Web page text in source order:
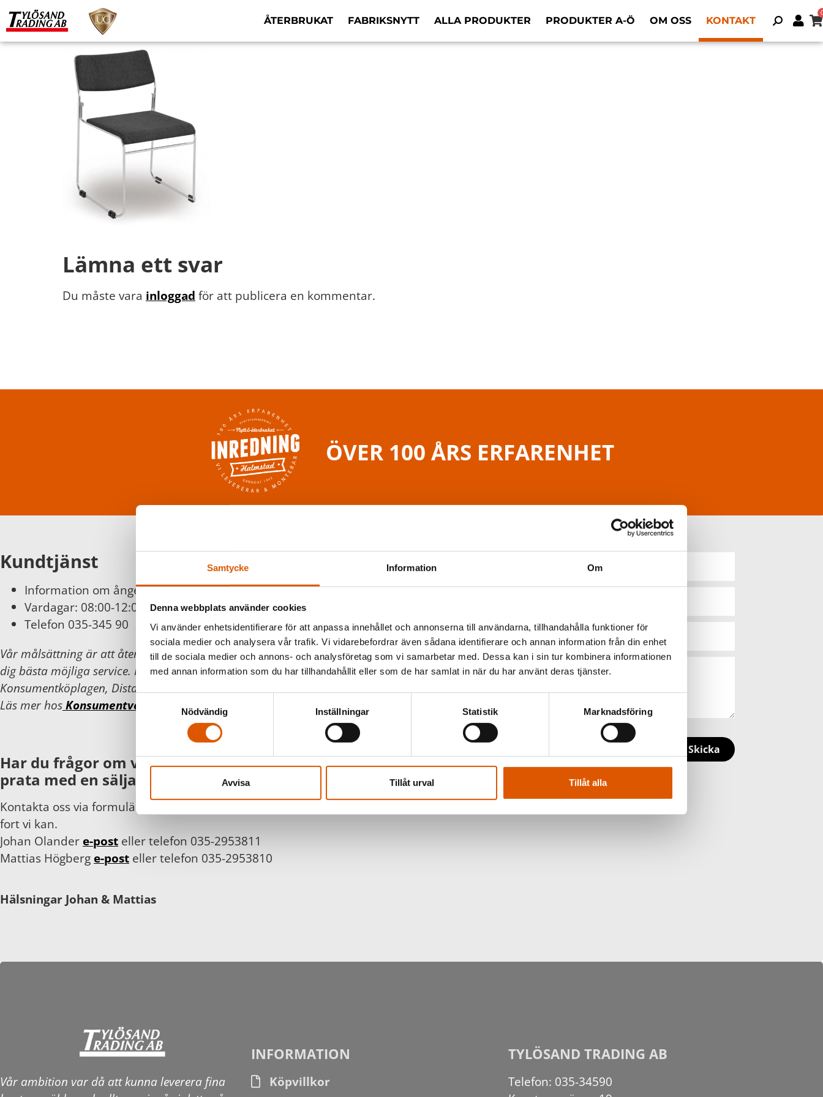
Samtycke Information Om
Denna webbplats använder cookies
Vi använder enhetsidentifierare för att anpassa innehållet och annonserna till användarna, tillhandahålla funktioner för
sociala medier och analysera vår trafik. Vi vidarebefordrar även sådana identifierare och annan information från din enhet
till de sociala medier och annons- och analysföretag som vi samarbetar med. Dessa kan i sin tur kombinera informationen
med annan information som du har tillhandahållit eller som de har samlat in när du har använt deras tjänster.
Nödvändig
Inställningar Statistik Marknadsföring
Avvisa Tillåt urval Tillåt alla
ÅTERBRUKAT FABRIKSNYTT ALLA PRODUKTER PRODUKTER A-Ö OM OSS KONTAKT
Lämna ett svar
Du måste vara inloggad för att publicera en kommentar.
ÖVER 100 ÅRS ERFARENHET
Kundtjänst
Information om ångerätt och byten finnshär
Vardagar: 08:00-12:00
Telefon 035-345 90
Vår målsättning är att återkomma inom 24 timmar och erbjuda
dig bästa möjliga service. För din och vår trygghet följer vi
Konsumentköplagen, Distans- och hemförsäljningslagen.
Läs mer hosKonsumentverket
Har du frågor om våra produkter eller vill du
prata med en säljare?
Kontakta oss via formuläret eller direkt, så hör vi av oss så
fort vi kan.
Johan Olander e-post eller telefon 035-2953811
Mattias Högberg e-post eller telefon 035-2953810
Hälsningar Johan & Mattias
Skicka
Vår ambition var då att kunna leverera fina
INFORMATION
Köpvillkor
TYLÖSAND TRADING AB
Telefon: 035-34590